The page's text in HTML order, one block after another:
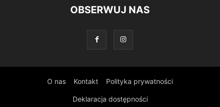
OBSERWUJ NAS
O nas Kontakt Polityka prywatności
Deklaracja dostępności